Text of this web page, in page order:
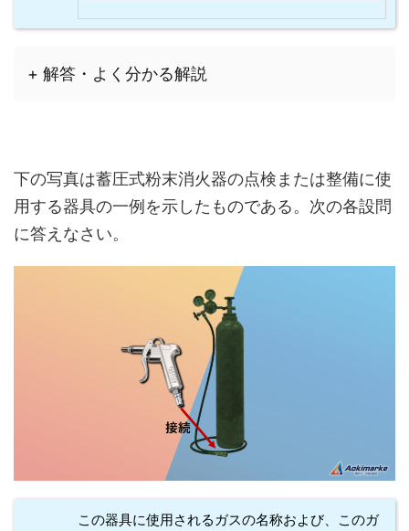
+ 解答・よく分かる解説
下の写真は蓄圧式粉末消火器の点検または整備に使
用する器具の一例を示したものである。次の各設問
に答えなさい。
この器具に使用されるガスの名称および、このガ